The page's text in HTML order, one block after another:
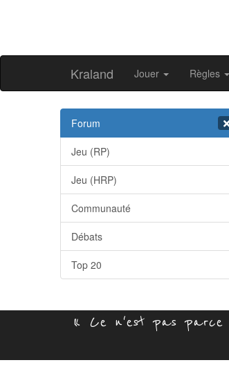
Kraland Jouer Règles
Forum
Jeu (RP)
Jeu (HRP)
Communauté
Débats
Top 20
« Ce n'est pas parce